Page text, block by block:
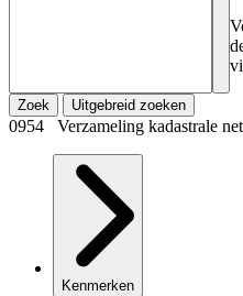
Zoek Uitgebreid zoeken
0954 Verzameling kadastrale
Kenmerken